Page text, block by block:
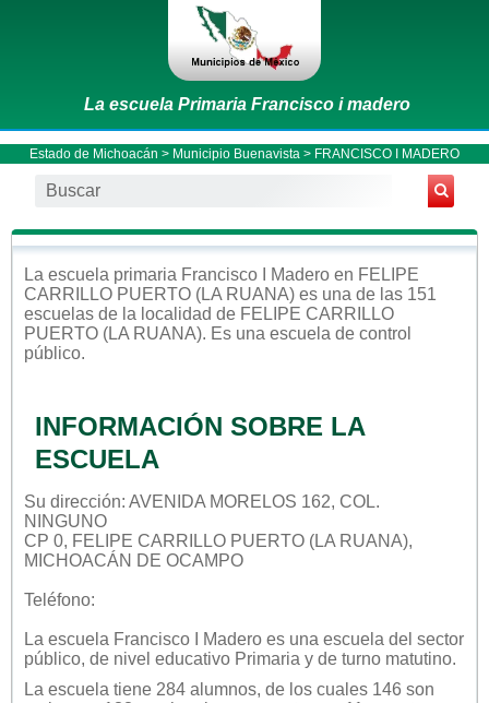
La escuela Primaria Francisco i madero
Estado de Michoacán > Municipio Buenavista > FRANCISCO I MADERO
La escuela primaria Francisco I Madero en FELIPE
CARRILLO PUERTO (LA RUANA) es una de las 151
escuelas de la localidad de FELIPE CARRILLO
PUERTO (LA RUANA). Es una escuela de control
público.
INFORMACIÓN SOBRE LA
ESCUELA
Su dirección: AVENIDA MORELOS 162, COL.
NINGUNO
CP 0, FELIPE CARRILLO PUERTO (LA RUANA),
MICHOACÁN DE OCAMPO
Teléfono:
La escuela Francisco I Madero es una escuela del sector
público, de nivel educativo Primaria y de turno matutino.
La escuela tiene 284 alumnos, de los cuales 146 son